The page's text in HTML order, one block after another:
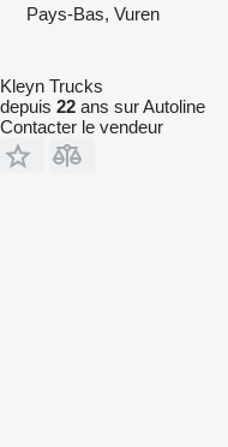
Pays-Bas, Vuren
Kleyn Trucks
depuis 22 ans sur Autoline
Contacter le vendeur